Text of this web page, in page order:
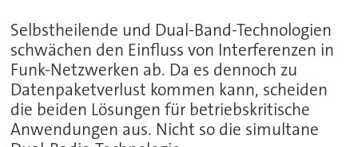
Selbstheilende und Dual-Band-Technologien
schwächen den Einfluss von Interferenzen in
Funk-Netzwerken ab. Da es dennoch zu
Datenpaketverlust kommen kann, scheiden
die beiden Lösungen für betriebskritische
Anwendungen aus. Nicht so die simultane